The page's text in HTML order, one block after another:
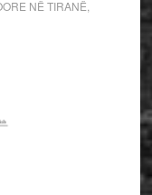
NË TIRANË